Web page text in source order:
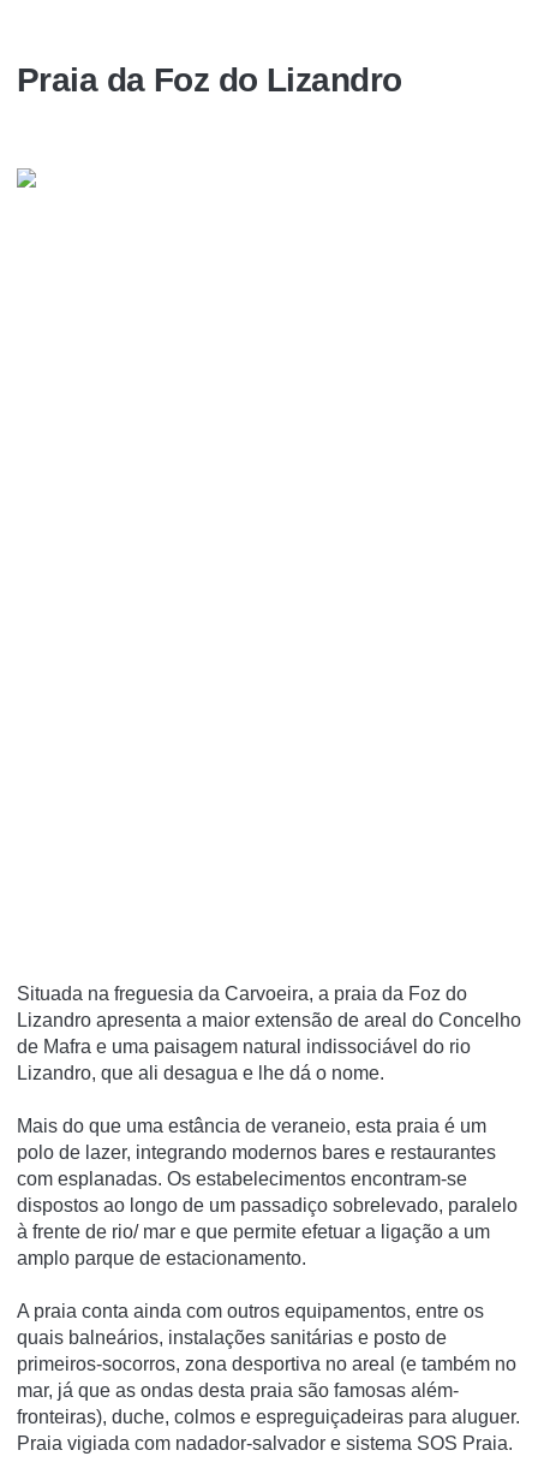
Praia da Foz do Lizandro
Situada na freguesia da Carvoeira, a praia da Foz do
Lizandro apresenta a maior extensão de areal do Concelho
de Mafra e uma paisagem natural indissociável do rio
Lizandro, que ali desagua e lhe dá o nome.
Mais do que uma estância de veraneio, esta praia é um
polo de lazer, integrando modernos bares e restaurantes
com esplanadas. Os estabelecimentos encontram-se
dispostos ao longo de um passadiço sobrelevado, paralelo
à frente de rio/ mar e que permite efetuar a ligação a um
amplo parque de estacionamento.
A praia conta ainda com outros equipamentos, entre os
quais balneários, instalações sanitárias e posto de
primeiros-socorros, zona desportiva no areal (e também no
mar, já que as ondas desta praia são famosas além-
fronteiras), duche, colmos e espreguiçadeiras para aluguer.
Praia vigiada com nadador-salvador e sistema SOS Praia.